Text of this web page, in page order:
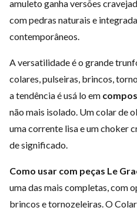
amuleto ganha versões
com pedras naturais e
contemporâneos.
A versatilidade é o grande
colares, pulseiras, brincos,
a tendência é usá lo em
não mais isolado. Um colar de
uma corrente lisa e um choker
de significado.
Como usar com peças Le
uma das mais completas, com
brincos e tornozeleiras. O